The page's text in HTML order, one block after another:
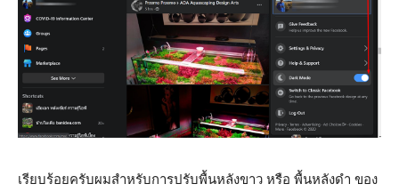
เรียบร้อยครับผมสำหรับการปรับพื้นหลังขาว หรือ พื้นหลังดำ ของ